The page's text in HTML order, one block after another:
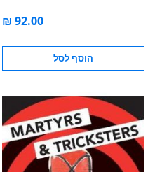
הוסף לסל